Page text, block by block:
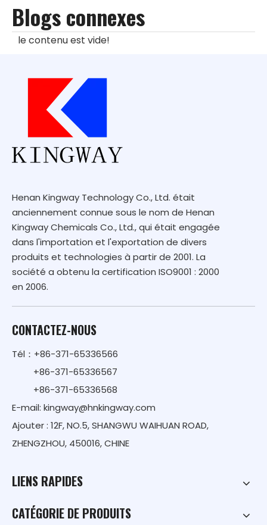
Blogs connexes
le contenu est vide!
Henan Kingway Technology Co., Ltd. était
anciennement connue sous le nom de Henan
Kingway Chemicals Co., Ltd., qui était engagée
dans l'importation et l'exportation de divers
produits et technologies à partir de 2001. La
société a obtenu la certification ISO9001 : 2000
en 2006.
CONTACTEZ-NOUS
Tél：+86-371-65336566
+86-371-65336567
+86-371-65336568
E-mail: kingway@hnkingway.com
Ajouter : 12F, NO.5, SHANGWU WAIHUAN ROAD,
ZHENGZHOU, 450016, CHINE
LIENS RAPIDES
CATÉGORIE DE PRODUITS